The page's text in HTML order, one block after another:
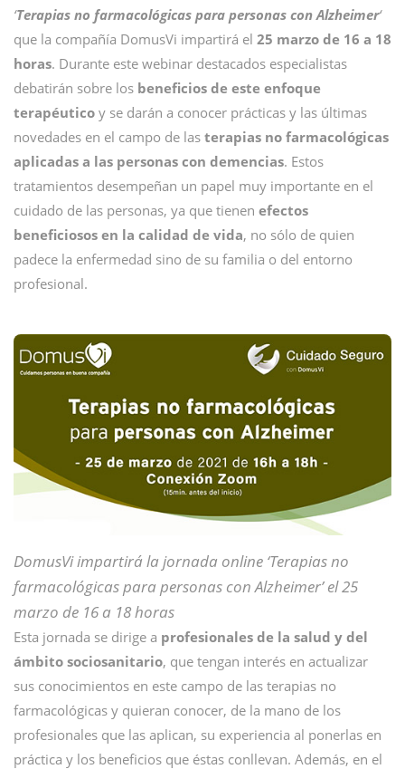
‘Terapias no farmacológicas para personas con Alzheimer‘
que la compañía DomusVi impartirá el 25 marzo de 16 a 18
horas. Durante este webinar destacados especialistas
debatirán sobre los beneficios de este enfoque
terapéutico y se darán a conocer prácticas y las últimas
novedades en el campo de las terapias no farmacológicas
aplicadas a las personas con demencias. Estos
tratamientos desempeñan un papel muy importante en el
cuidado de las personas, ya que tienen efectos
beneficiosos en la calidad de vida, no sólo de quien
padece la enfermedad sino de su familia o del entorno
profesional.
DomusVi impartirá la jornada online ‘Terapias no
farmacológicas para personas con Alzheimer’ el 25
marzo de 16 a 18 horas
Esta jornada se dirige a profesionales de la salud y del
ámbito sociosanitario, que tengan interés en actualizar
sus conocimientos en este campo de las terapias no
farmacológicas y quieran conocer, de la mano de los
profesionales que las aplican, su experiencia al ponerlas en
práctica y los beneficios que éstas conllevan. Además, en el